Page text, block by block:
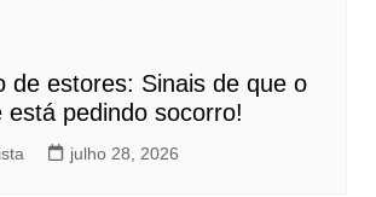
de estores: Sinais de que o
está pedindo socorro!
julho 28, 2026